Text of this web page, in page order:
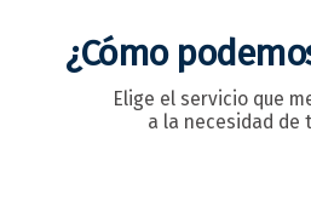
¿Cómo
Elige el servicio que
a la necesidad de